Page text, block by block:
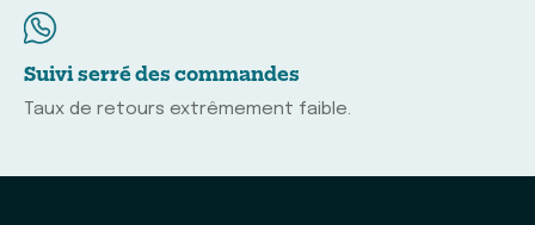
Suivi serré des commandes
Taux de retours extrêmement faible.